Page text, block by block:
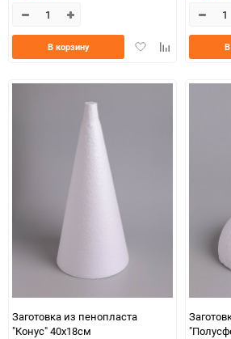
ДобавитьДобавить
В корзину
Заготовка из пенопласта
"Конус" 40х18см